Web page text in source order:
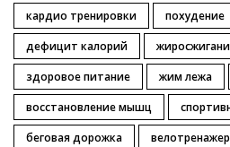
кардио тренировки
похудение
дефицит калорий
здоровое питание
жим лежа
восстановление мышц
беговая дорожка
велотренажер